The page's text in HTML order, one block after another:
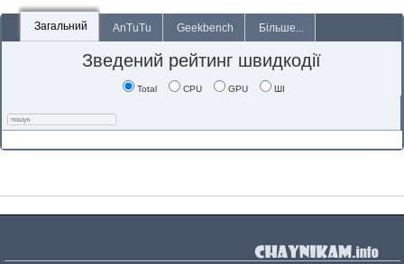
Загальний AnTuTu Geekbench Більше...
Зведений рейтинг швидкодії
Total CPU GPU ШІ